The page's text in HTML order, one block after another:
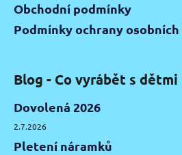
Obchodní podmínky
Podmínky ochrany osobních
Blog - Co vyrábět s dětmi
Dovolená 2026
2.7.2026
Pletení náramků